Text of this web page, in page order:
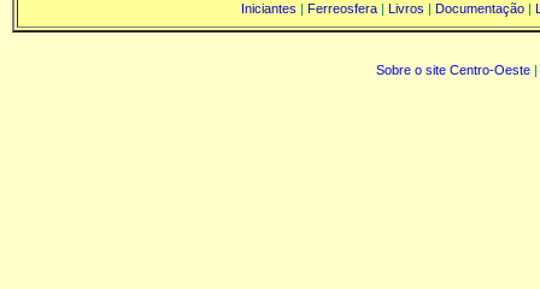
Iniciantes | Ferreosfera| Livros | Documentação|
Sobre o site Centro-Oeste|